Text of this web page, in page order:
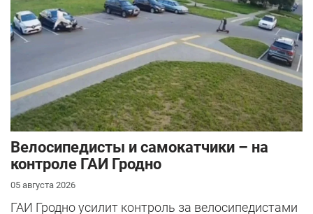
Велосипедисты и самокатчики – на
контроле ГАИ Гродно
05 августа 2026
ГАИ Гродно усилит контроль за велосипедистами